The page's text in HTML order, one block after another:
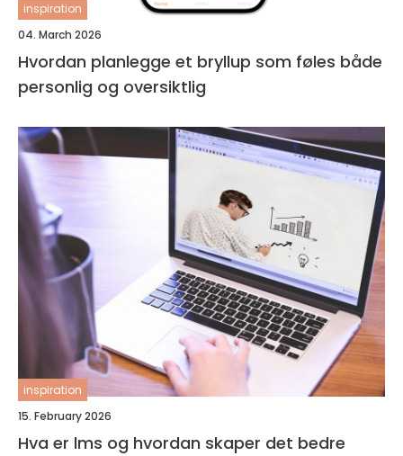
inspiration
04. March 2026
Hvordan planlegge et bryllup som føles både
personlig og oversiktlig
inspiration
15. February 2026
Hva er lms og hvordan skaper det bedre